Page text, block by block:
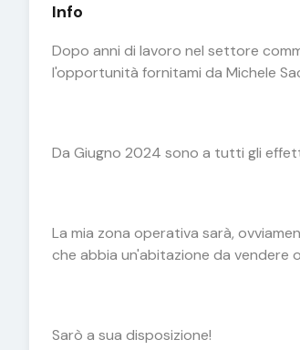
Info
Dopo anni di lavoro nel settore
l'opportunità fornitami da Michele
Da Giugno 2024 sono a tutti gli effetti
La mia zona operativa sarà,
che abbia un'abitazione da vendere
Sarò a sua disposizione!